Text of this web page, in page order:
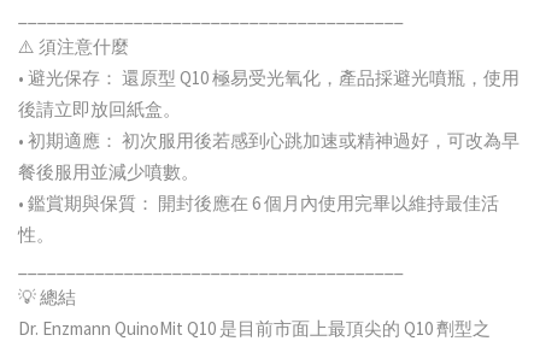
⚠️ 須注意什麼
• 避光保存： 還原型 Q10 極易受光氧化，產品採避光噴瓶，使用
後請立即放回紙盒。
• 初期適應： 初次服用後若感到心跳加速或精神過好，可改為早
餐後服用並減少噴數。
• 鑑賞期與保質： 開封後應在 6 個月內使用完畢以維持最佳活
性。
💡 總結
Dr. Enzmann QuinoMit Q10 是目前市面上最頂尖的 Q10 劑型之